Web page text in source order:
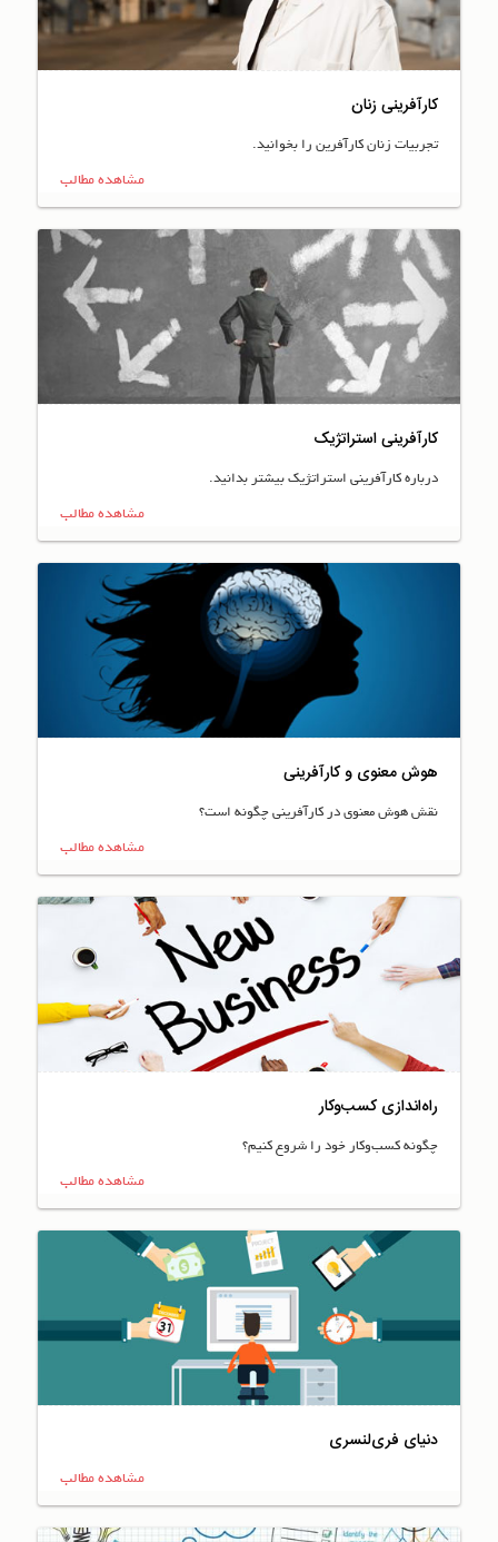
کارآفرینی زنان
تجربیات زنان کارآفرین را بخوانید.
مشاهده مطالب
کارآفرینی استراتژیک
درباره کارآفرینی استراتژیک بیشتر بدانید.
مشاهده مطالب
هوش معنوی و کارآفرینی
نقش هوش معنوی در کارآفرینی چگونه است؟
مشاهده مطالب
راه‌اندازی کسب‌وکار
چگونه کسب‌وکار خود را شروع کنیم؟
مشاهده مطالب
دنیای فری‌لنسری
مشاهده مطالب